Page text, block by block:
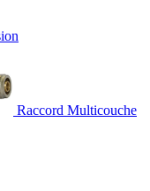
Raccord Multicouche